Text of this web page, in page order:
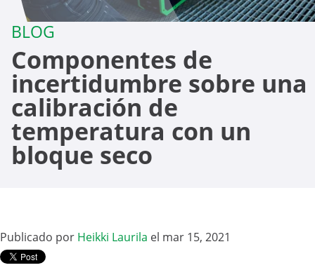
BLOG
Componentes de
incertidumbre sobre una
calibración de
temperatura con un
bloque seco
Publicado por Heikki Laurila el mar 15, 2021